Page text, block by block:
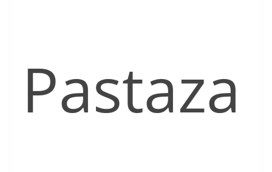
Pastaza